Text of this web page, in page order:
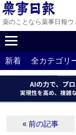
薬のことなら薬事日報ウ
新着 全カテゴリ
« 前の記事